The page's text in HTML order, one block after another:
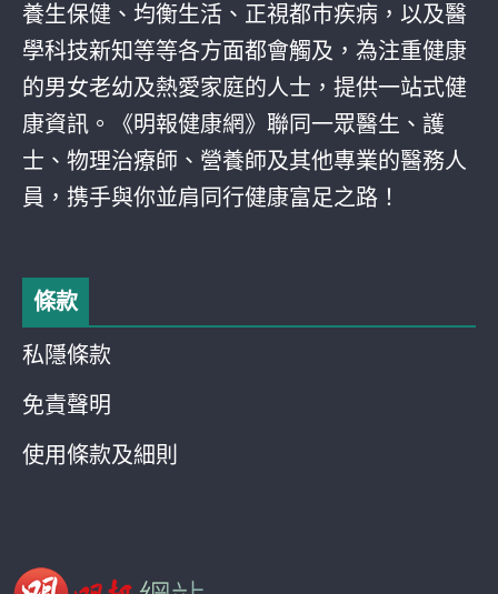
養生保健、均衡生活、正視都巿疾病，以及醫
學科技新知等等各方面都會觸及，為注重健康
的男女老幼及熱愛家庭的人士，提供一站式健
康資訊。《明報健康網》聯同一眾醫生、護
士、物理治療師、營養師及其他專業的醫務人
員，携手與你並肩同行健康富足之路！
條款
私隱條款
免責聲明
使用條款及細則